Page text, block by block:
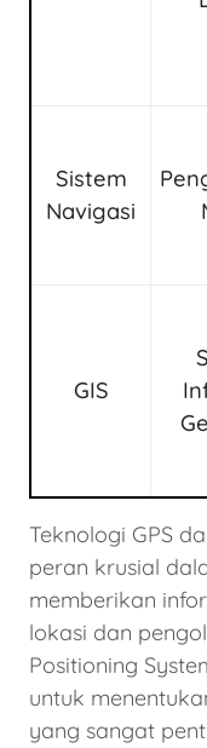
Sistem
Navigasi
GIS
Teknologi GPS
peran krusial
memberikan
lokasi dan
Positioning
untuk
yang sangat